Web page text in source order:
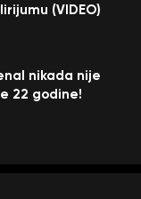
(VIDEO)
nikada nije
22 godine!